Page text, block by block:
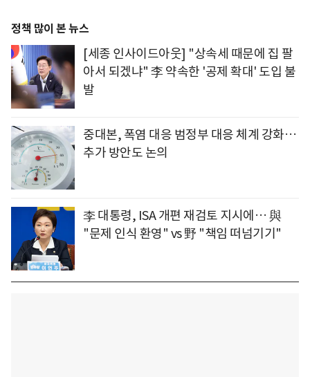
정책 많이 본 뉴스
[세종 인사이드아웃] "상속세 때문에 집 팔
아서 되겠냐" 李 약속한 '공제 확대' 도입 불
발
중대본, 폭염 대응 범정부 대응 체계 강화…
추가 방안도 논의
李 대통령, ISA 개편 재검토 지시에… 與
"문제 인식 환영" vs 野 "책임 떠넘기기"